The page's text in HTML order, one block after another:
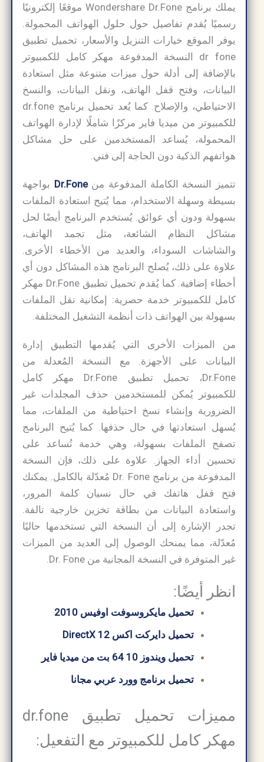
يملك برنامج Wondershare Dr.Fone موقعًا إلكترونيًا
رسميًا يُقدم تفاصيل حول حلول الهواتف المحمولة.
يوفر الموقع خيارات التنزيل والأسعار، تحميل تطبيق
dr fone النسخة المدفوعة مهكر كامل للكمبيوتر
بالإضافة إلى أدلة حول ميزات متنوعة مثل استعادة
البيانات، وفتح قفل الهاتف، ونقل البيانات، والنسخ
الاحتياطي، والإصلاح. كما يُعد تحميل برنامج dr.fone
للكمبيوتر من ميديا فاير مركزًا شاملًا لإدارة الهواتف
المحمولة، يُساعد المستخدمين على حل مشاكل
هواتفهم الذكية دون الحاجة إلى فني.
تتميز النسخة الكاملة المدفوعة منDr.Foneبواجهة
بسيطة وسهلة الاستخدام، مما يُتيح استعادة الملفات
بسهولة ودون أي عوائق. يُستخدم البرنامج أيضًا لحل
مشاكل النظام الشائعة، مثل تجمد الهاتف،
والشاشات السوداء، والعديد من الأخطاء الأخرى.
علاوة على ذلك، يُصلح البرنامج هذه المشاكل دون أي
أخطاء إضافية. كما يُقدم تحميل تطبيق Dr.Fone مهكر
كامل للكمبيوتر خدمة حصرية: إمكانية نقل الملفات
بسهولة بين الهواتف ذات أنظمة التشغيل المختلفة.
من الميزات الأخرى التي يُقدمها التطبيق إدارة
البيانات على الأجهزة. مع النسخة المُعدلة من
Dr.Fone، تحميل تطبيق Dr.Fone مهكر كامل
للكمبيوتر يُمكن للمستخدمين حذف المجلدات غير
الضرورية وإنشاء نسخ احتياطية من الملفات، مما
يُسهل استعادتها في حال حذفها. كما يُتيح البرنامج
تصفح الملفات بسهولة، وهي خدمة تُساعد على
تحسين أداء الجهاز. علاوة على ذلك، فإن النسخة
المدفوعة من برنامج Dr. Fone مُعدّلة بالكامل. يمكنك
فتح قفل هاتفك في حال نسيان كلمة المرور،
واستعادة البيانات من بطاقة تخزين خارجية تالفة.
تجدر الإشارة إلى أن النسخة التي تستخدمها حاليًا
مُعدّلة، مما يمنحك الوصول إلى العديد من الميزات
غير المتوفرة في النسخة المجانية من Dr. Fone.
انظر أيضًا:
تحميل مايكروسوفت اوفيس 2010
تحميل دايركت اكس 12 DirectX
تحميل ويندوز 10 64 بت من ميديا ​​فاير
تحميل برنامج وورد عربي مجانا
مميزات تحميل تطبيق dr.fone
مهكر كامل للكمبيوتر مع التفعيل: